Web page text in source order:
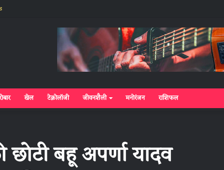
खेल टेक्नोलॉजी जीवनशैली मनोरंजन राशिफल
बहू अपर्णा यादव